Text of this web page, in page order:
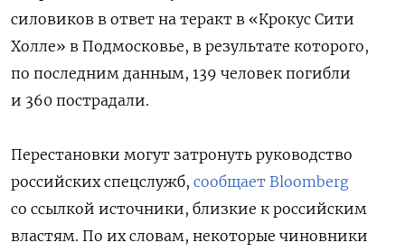
силовиков в ответ на теракт в «Крокус Сити
Холле» в Подмосковье, в результате которого,
по последним данным, 139 человек погибли
и 360 пострадали.
Перестановки могут затронуть руководство
российских спецслужб, сообщает Bloomberg
со ссылкой источники, близкие к российским
властям. По их словам, некоторые чиновники